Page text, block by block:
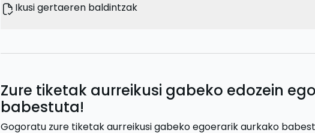
Ikusi gertaeren baldintzak
Zure tiketak aurreikusi gabeko edozein
babestuta!
Gogoratu zure tiketak aurreikusi gabeko egoerarik aurkako